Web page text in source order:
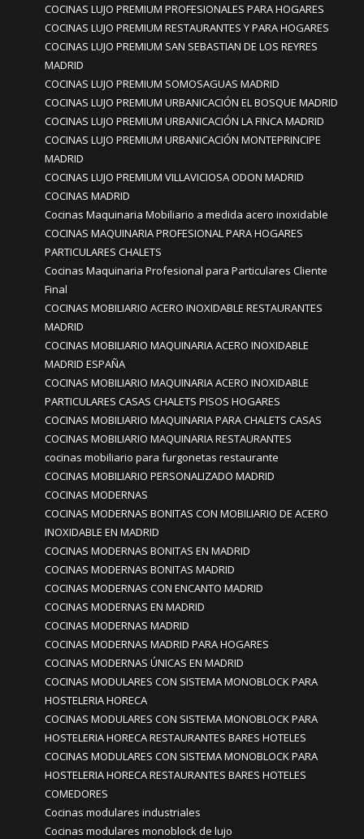
COCINAS LUJO PREMIUM PROFESIONALES PARA HOGARES
COCINAS LUJO PREMIUM RESTAURANTES Y PARA HOGARES
COCINAS LUJO PREMIUM SAN SEBASTIAN DE LOS REYRES
MADRID
COCINAS LUJO PREMIUM SOMOSAGUAS MADRID
COCINAS LUJO PREMIUM URBANICACIÓN EL BOSQUE MADRID
COCINAS LUJO PREMIUM URBANICACIÓN LA FINCA MADRID
COCINAS LUJO PREMIUM URBANICACIÓN MONTEPRINCIPE
MADRID
COCINAS LUJO PREMIUM VILLAVICIOSA ODON MADRID
COCINAS MADRID
Cocinas Maquinaria Mobiliario a medida acero inoxidable
COCINAS MAQUINARIA PROFESIONAL PARA HOGARES
PARTICULARES CHALETS
Cocinas Maquinaria Profesional para Particulares Cliente
Final
COCINAS MOBILIARIO ACERO INOXIDABLE RESTAURANTES
MADRID
COCINAS MOBILIARIO MAQUINARIA ACERO INOXIDABLE
MADRID ESPAÑA
COCINAS MOBILIARIO MAQUINARIA ACERO INOXIDABLE
PARTICULARES CASAS CHALETS PISOS HOGARES
COCINAS MOBILIARIO MAQUINARIA PARA CHALETS CASAS
COCINAS MOBILIARIO MAQUINARIA RESTAURANTES
cocinas mobiliario para furgonetas restaurante
COCINAS MOBILIARIO PERSONALIZADO MADRID
COCINAS MODERNAS
COCINAS MODERNAS BONITAS CON MOBILIARIO DE ACERO
INOXIDABLE EN MADRID
COCINAS MODERNAS BONITAS EN MADRID
COCINAS MODERNAS BONITAS MADRID
COCINAS MODERNAS CON ENCANTO MADRID
COCINAS MODERNAS EN MADRID
COCINAS MODERNAS MADRID
COCINAS MODERNAS MADRID PARA HOGARES
COCINAS MODERNAS ÚNICAS EN MADRID
COCINAS MODULARES CON SISTEMA MONOBLOCK PARA
HOSTELERIA HORECA
COCINAS MODULARES CON SISTEMA MONOBLOCK PARA
HOSTELERIA HORECA RESTAURANTES BARES HOTELES
COCINAS MODULARES CON SISTEMA MONOBLOCK PARA
HOSTELERIA HORECA RESTAURANTES BARES HOTELES
COMEDORES
Cocinas modulares industriales
Cocinas modulares monoblock de lujo